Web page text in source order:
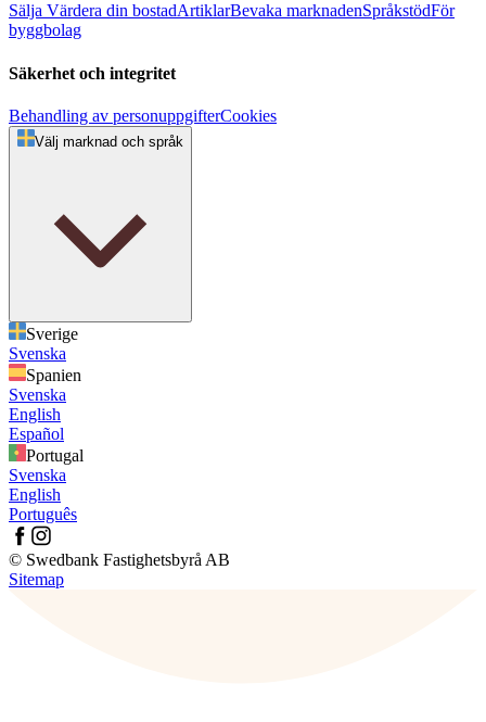
Sälja Värdera din bostadArtiklarBevaka marknadenSpråkstödFör
byggbolag
Säkerhet och integritet
Behandling av personuppgifterCookies
Välj marknad och språk
Sverige
Svenska
Spanien
Svenska
English
Español
Portugal
Svenska
English
Português
© Swedbank Fastighetsbyrå AB
Sitemap